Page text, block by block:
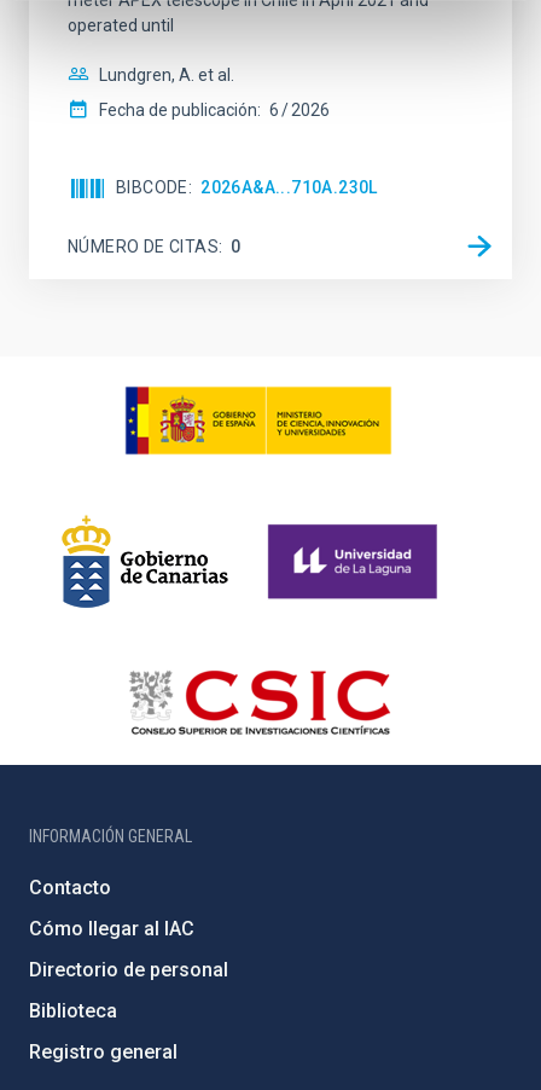
operated until
Lundgren, A. et al.
Fecha de publicación: 6 2026
BIBCODE 2026A&A...710A.230L
NÚMERO DE CITAS 0
INFORMACIÓN GENERAL
Contacto
Cómo llegar al IAC
Directorio de personal
Biblioteca
Registro general